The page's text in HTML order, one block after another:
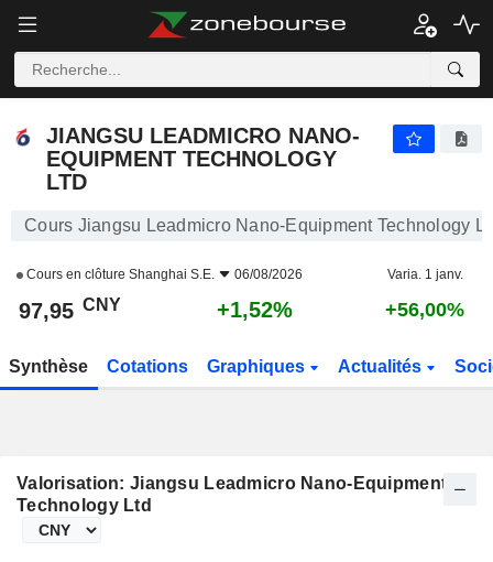
JIANGSU LEADMICRO NANO-
EQUIPMENT TECHNOLOGY
LTD
Cours Jiangsu Leadmicro Nano-Equipment Technology
Cours en clôture Shanghai S.E. 06/08/2026 Varia. 1 janv.
97,95 CNY +1,52% +56,00%
Synthèse Cotations Graphiques Actualités
Valorisation: Jiangsu Leadmicro Nano-Equipment
Technology Ltd